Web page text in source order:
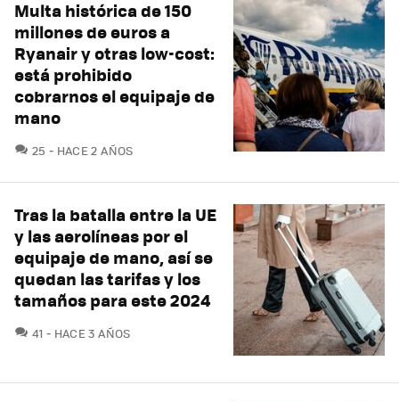
Multa histórica de 150
millones de euros a
Ryanair y otras low-cost:
está prohibido
cobrarnos el equipaje de
mano
25 COMENTARIOS
HACE 2 AÑOS
Tras la batalla entre la UE
y las aerolíneas por el
equipaje de mano, así se
quedan las tarifas y los
tamaños para este 2024
41 COMENTARIOS
HACE 3 AÑOS